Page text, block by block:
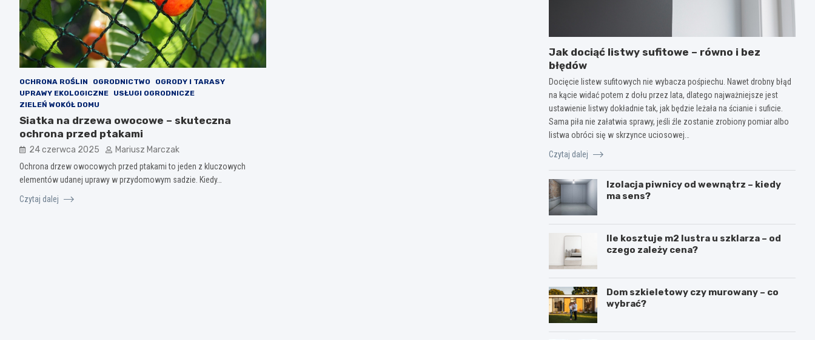
OCHRONA ROŚLIN OGRODNICTWO
OGRODY I TARASY
UPRAWY EKOLOGICZNE
USŁUGI OGRODNICZE
ZIELEŃ WOKÓŁ DOMU
Siatka na drzewa owocowe – skuteczna
ochrona przed ptakami
24 czerwca 2025 Mariusz Marczak
Ochrona drzew owocowych przed ptakami to jeden z kluczowych
elementów udanej uprawy w przydomowym sadzie. Kiedy…
Czytaj dalej
Jak dociąć listwy sufitowe – równo i bez
błędów
Docięcie listew sufitowych nie wybacza pośpiechu. Nawet drobny błąd
na kącie widać potem z dołu przez lata, dlatego najważniejsze jest
ustawienie listwy dokładnie tak, jak będzie leżała na ścianie i suficie.
Sama piła nie załatwia sprawy, jeśli źle zostanie zrobiony pomiar albo
listwa obróci się w skrzynce uciosowej…
Czytaj dalej
Izolacja piwnicy od wewnątrz – kiedy
ma sens?
Ile kosztuje m2 lustra u szklarza – od
czego zależy cena?
Dom szkieletowy czy murowany – co
wybrać?